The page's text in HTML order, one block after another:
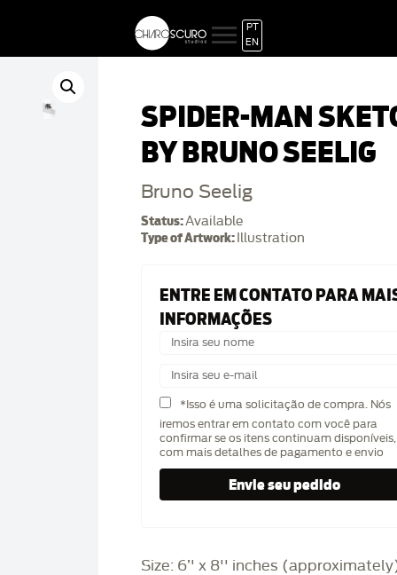
PT
EN
SPIDER-MAN
BY BRUNO SEELIG
Bruno Seelig
Status:Available
Type of Artwork: Illustration
ENTRE EM CONTATO PARA
INFORMAÇÕES
*Isso é uma solicitação de compra. Nós
iremos entrar em contato com você para
confirmar se os itens continuam disponíveis,
com mais detalhes de pagamento e envio
Size: 6’' x 8'' inches